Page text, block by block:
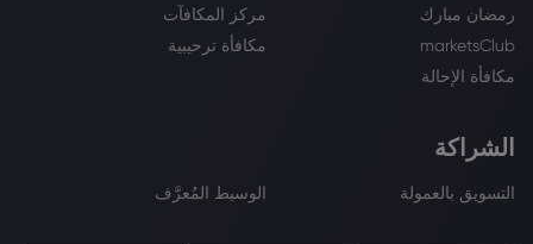
رمضان مبارك
مركز المكافآت
marketsClub
مكافأة ترحيبية
مكافأة الإحالة
الشراكة
التسويق بالعمولة الوسيط المُعرَّف